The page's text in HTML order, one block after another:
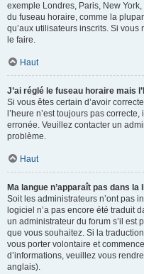
exemple Londres, Paris, New
du fuseau horaire, comme la
qu’aux utilisateurs inscrits. Si vous
le faire.
Haut
J’ai réglé le fuseau horaire mais
Si vous êtes certain d’avoir
l’heure n’est toujours pas
erronée. Veuillez contacter un
problème.
Haut
Ma langue n’apparaît pas dans la
Soit les administrateurs n’ont pas
logiciel n’a pas encore été traduit
un administrateur du forum s’il est
que vous souhaitez. Si la
vous porter volontaire et
d’informations, veuillez vous
anglais).